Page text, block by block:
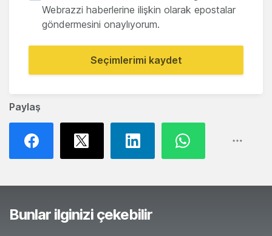
Paylaş
Webrazzi haberlerine ilişkin olarak epostalar
göndermesini onaylıyorum.
Seçimlerimi kaydet
Bunlar ilginizi çekebilir